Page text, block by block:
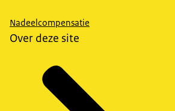
Nadeelcompensatie
Over deze site